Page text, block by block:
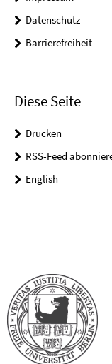
Datenschutz
Barrierefreiheit
Diese Seite
Drucken
RSS-Feed
English